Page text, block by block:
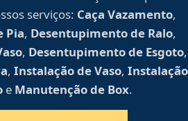
serviços: Caça Vazamento,
Pia, Desentupimento de Ralo,
, Desentupimento de Esgoto,
, Instalação de Vaso, Instalação
e Manutenção de Box.